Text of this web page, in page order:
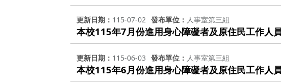
更新日期 115-07-02 發布單位 人事室第三組
本校115年7月份進用身心障礙者及原住民工作人
更新日期 115-06-03 發布單位 人事室第三組
本校115年6月份進用身心障礙者及原住民工作人